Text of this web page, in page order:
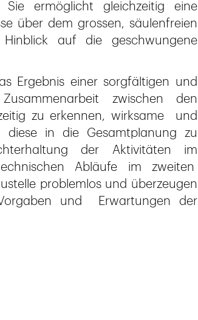
ermöglicht gleichzeitig eine
über dem grossen, säulenfreien
auf die geschwungene
Ergebnis einer sorgfältigen und
zwischen den
zu erkennen, wirksame und
in die Gesamtplanung zu
der Aktivitäten im
Abläufe im zweiten
problemlos und überzeugen
und Erwartungen der